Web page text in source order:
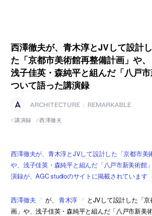
西澤徹夫が、青木淳とJVして設計し
た「京都市美術館再整備計画」や、
浅子佳英・森純平と組んだ「八戸
ついて語った講演録
ARCHITECTURE
REMARKABLE
講演録
西澤徹夫
西澤徹夫が、青木淳とJVして設計した「京都市美
や、浅子佳英・森純平と組んだ「八戸市新美術館
演録が、AGC studioのサイトに掲載されています
西澤徹夫 が、 青木淳
とJVして設計した「
画」や、浅子佳英・森純平と組んだ「八戸市新美